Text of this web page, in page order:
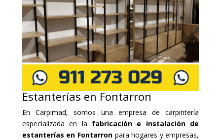
Estanterías en Fontarron
En Carpimad, somos una empresa de carpintería
especializada en la fabricación e instalación de
estanterías en Fontarronpara hogares y empresas,